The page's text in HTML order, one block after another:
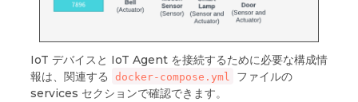
IoT デバイスと IoT Agent を接続するために必要な構成情
報は、関連する
docker-compose.yml
ファイルの
services セクションで確認できます。